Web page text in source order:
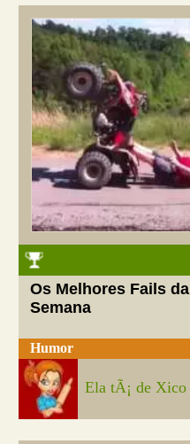
Os Melhores Fails da
Semana
Humor
Ela tÃ¡ de Xico